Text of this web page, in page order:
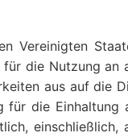
Vereinigten
die Nutzung
aus auf die
die Einhaltung